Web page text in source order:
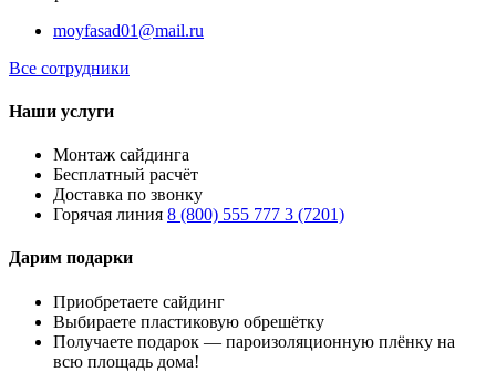
moyfasad01@mail.ru
Все сотрудники
Наши услуги
Монтаж сайдинга
Бесплатный расчёт
Доставка по звонку
Горячая линия 8 (800) 555 777 3 (7201)
Дарим подарки
Приобретаете сайдинг
Выбираете пластиковую обрешётку
Получаете подарок — пароизоляционную плёнку на
всю площадь дома!